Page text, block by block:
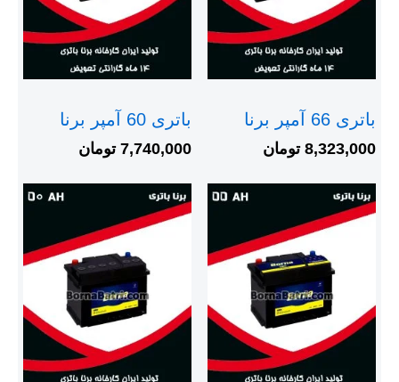
باتری 66 آمپر برنا
8,323,000 تومان
باتری 60 آمپر برنا
7,740,000 تومان